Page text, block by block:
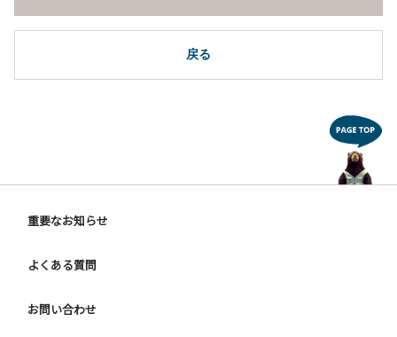
戻る
重要なお知らせ
よくある質問
お問い合わせ